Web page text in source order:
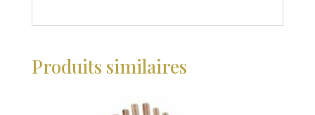
Produits similaires